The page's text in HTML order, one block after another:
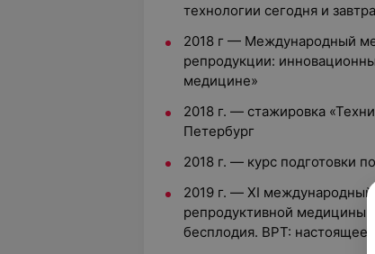
технологии сегодня и
2018 г — Международный
репродукции:
медицине»
2018 г. — стажировка
Петербург
2018 г. — курс подготовки
2019 г. — XI международный
репродуктивной медицины
бесплодия. ВРТ: настоящее